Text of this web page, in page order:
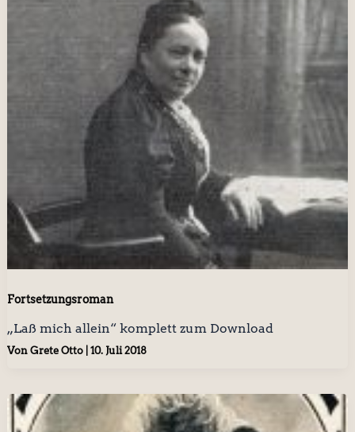
Fortsetzungsroman
„Laß mich allein“ komplett zum Download
Von Grete Otto 10. Juli 2018